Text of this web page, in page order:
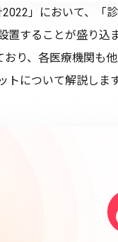
」において、「
置することが盛り込
り、各医療機関も
トについて解説しま